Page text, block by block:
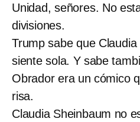
Unidad, señores. No
divisiones.
Trump sabe que
siente sola. Y sabe
Obrador era un cómico
risa.
Claudia Sheinbaum no